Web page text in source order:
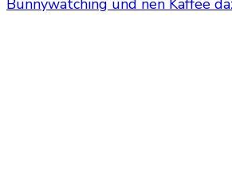
Bunnywatching und nen Kaffee